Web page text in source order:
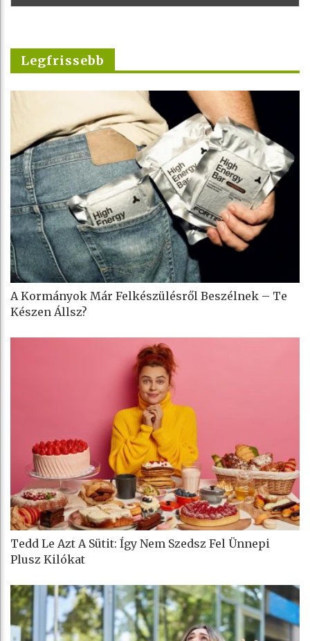
Legfrissebb
A Kormányok Már Felkészülésről Beszélnek – Te
Készen Állsz?
Tedd Le Azt A Sütit: Így Nem Szedsz Fel Ünnepi
Plusz Kilókat